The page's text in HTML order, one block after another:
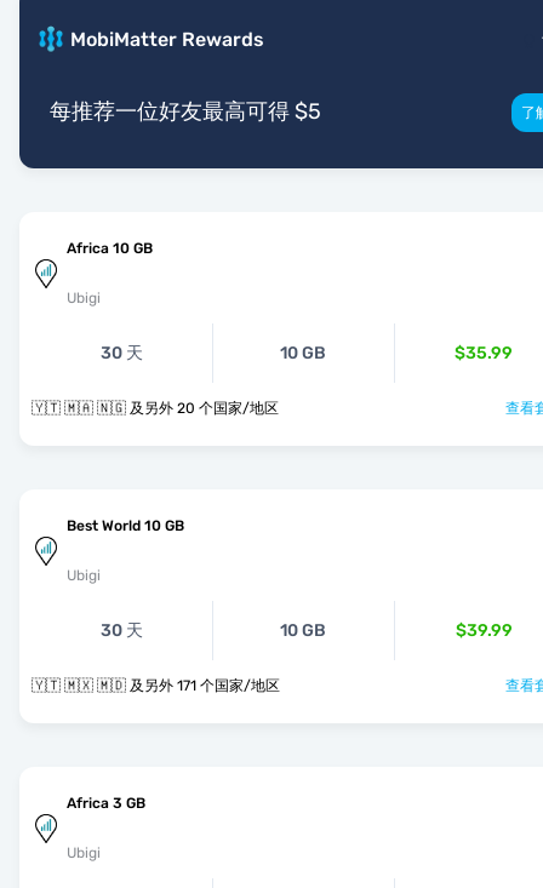
MobiMatter Rewards
每推荐一位好友最高可得 $5 了
Africa 10 GB
Ubigi
30 天 10 GB $35.99
🇾🇹 🇲🇦 🇳🇬 及另外 20 个国家/地区 查看
Best World 10 GB
Ubigi
30 天 10 GB $39.99
🇾🇹 🇲🇽 🇲🇩 及另外 171 个国家/地区 查看
Africa 3 GB
Ubigi